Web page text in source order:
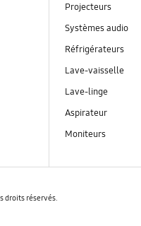
Projecteurs
Systèmes audio
Réfrigérateurs
Lave-vaisselle
Lave-linge
Aspirateur
Moniteurs
droits réservés.